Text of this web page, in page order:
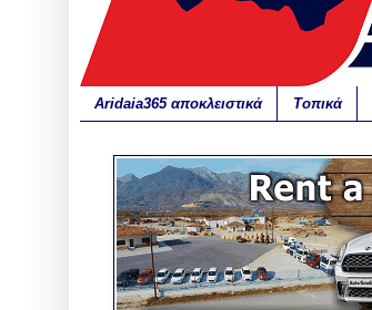
Aridaia365 αποκλειστικά Τοπικά